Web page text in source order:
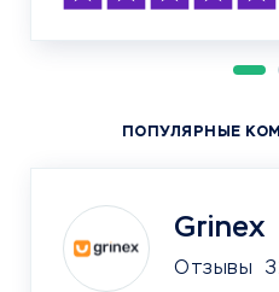
ПОПУЛЯРНЫЕ
Grinex
Отзывы